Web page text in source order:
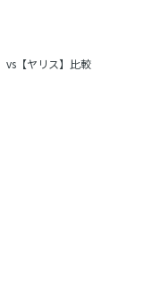
vs【ヤリス】比較